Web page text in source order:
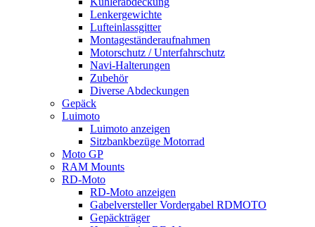
Lenkergewichte
Lufteinlassgitter
Montageständeraufnahmen
Motorschutz / Unterfahrschutz
Navi-Halterungen
Zubehör
Diverse Abdeckungen
Gepäck
Luimoto
Luimoto anzeigen
Sitzbankbezüge Motorrad
Moto GP
RAM Mounts
RD-Moto
RD-Moto anzeigen
Gabelversteller Vordergabel RDMOTO
Gepäckträger